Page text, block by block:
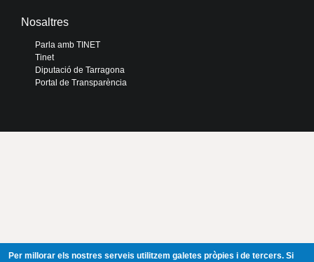
Nosaltres
Parla amb TINET
Tinet
Diputació de Tarragona
Portal de Transparència
Per millorar els nostres serveis utilitzem galetes pròpies i de tercers. Si